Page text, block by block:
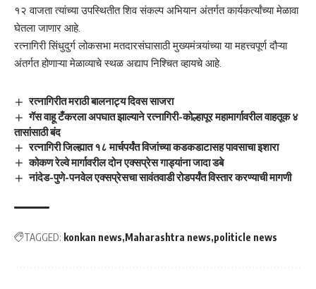
१२ वाजता त्यांच्या उपस्थितीत शिव संकल्प अभियान अंतर्गत कार्यकर्त्यांच्या मेळावा
घेतला जाणार आहे.
रत्नागिरी सिंधुदुर्ग लोकसभा मतदारसंघासाठी मुख्यमंत्र्यांच्या या महत्त्वपूर्ण दौऱ्या
अंतर्गत होणाऱ्या मेळाव्याचे स्थळ अद्याप निश्चित व्हायचे आहे.
रत्नागिरीत मराठी बालनाट्य दिवस साजरा
गॅस वाहू टँकरला अपघात झाल्याने रत्नागिरी-कोल्हापूर महामार्गावरील वाहतूक ४
तासांसाठी बंद
रत्नागिरी जिल्ह्यात १८ मार्चपर्यंत विजांच्या कडकडाटासह पावसाचा इशारा
कोकण रेल्वे मार्गावरील दोन एक्सप्रेस गाड्यांना जादा डबे
नांदेड-पुणे-पनवेल एक्सप्रेसचा सावंतवाडी रोडपर्यंत विस्तार करण्याची मागणी
TAGGED: konkan news Maharashtra news politicle news